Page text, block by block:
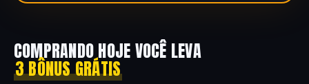
COMPRANDO HOJE VOCÊ LEVA
3 BÔNUS GRÁTIS